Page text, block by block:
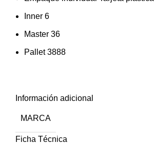
Inner 6
Master 36
Pallet 3888
Información adicional
MARCA
Ficha Técnica